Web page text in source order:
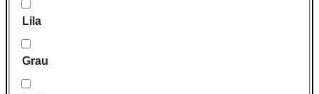
Lila
Grau